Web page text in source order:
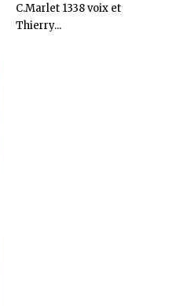
C.Marlet 1338 voix et
Thierry...